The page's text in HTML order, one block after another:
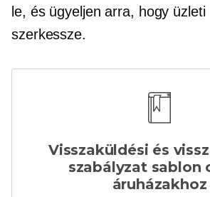
le, és ügyeljen arra, hogy
szerkessze.
Visszaküldési és
szabályzat sablon
áruházakhoz